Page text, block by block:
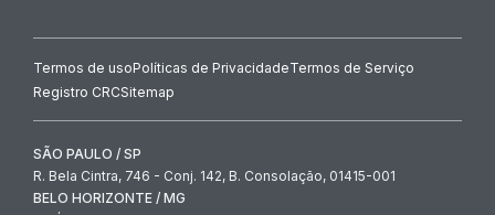
Termos de usoPolíticas de PrivacidadeTermos de Serviço
Registro CRCSitemap
SÃO PAULO / SP
R. Bela Cintra, 746 - Conj. 142, B. Consolação, 01415-001
BELO HORIZONTE / MG